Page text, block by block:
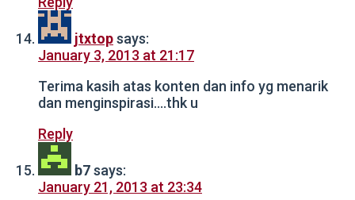
jtxtopsays:
January 3, 2013 at 21:17
Terima kasih atas konten dan info yg menarik
dan menginspirasi….thk u
Reply
b7says:
January 21, 2013 at 23:34